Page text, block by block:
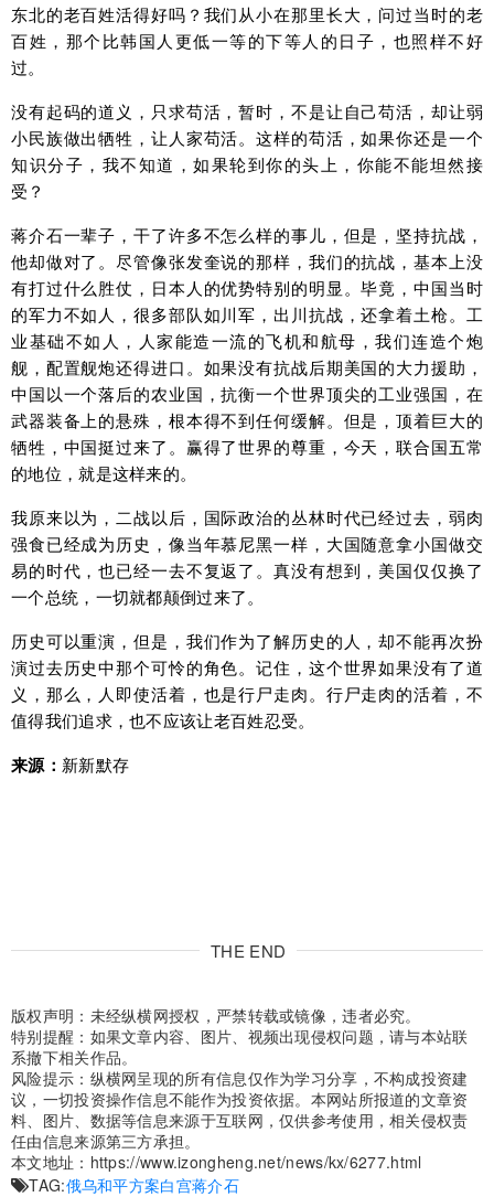
东北的老百姓活得好吗？我们从小在那里长大，问过当时的老
百姓，那个比韩国人更低一等的下等人的日子，也照样不好
过。
没有起码的道义，只求苟活，暂时，不是让自己苟活，却让弱
小民族做出牺牲，让人家苟活。这样的苟活，如果你还是一个
知识分子，我不知道，如果轮到你的头上，你能不能坦然接
受？
蒋介石一辈子，干了许多不怎么样的事儿，但是，坚持抗战，
他却做对了。尽管像张发奎说的那样，我们的抗战，基本上没
有打过什么胜仗，日本人的优势特别的明显。毕竟，中国当时
的军力不如人，很多部队如川军，出川抗战，还拿着土枪。工
业基础不如人，人家能造一流的飞机和航母，我们连造个炮
舰，配置舰炮还得进口。如果没有抗战后期美国的大力援助，
中国以一个落后的农业国，抗衡一个世界顶尖的工业强国，在
武器装备上的悬殊，根本得不到任何缓解。但是，顶着巨大的
牺牲，中国挺过来了。赢得了世界的尊重，今天，联合国五常
的地位，就是这样来的。
我原来以为，二战以后，国际政治的丛林时代已经过去，弱肉
强食已经成为历史，像当年慕尼黑一样，大国随意拿小国做交
易的时代，也已经一去不复返了。真没有想到，美国仅仅换了
一个总统，一切就都颠倒过来了。
历史可以重演，但是，我们作为了解历史的人，却不能再次扮
演过去历史中那个可怜的角色。记住，这个世界如果没有了道
义，那么，人即使活着，也是行尸走肉。行尸走肉的活着，不
值得我们追求，也不应该让老百姓忍受。
来源： 新新默存
THE END
版权声明：未经纵横网授权，严禁转载或镜像，违者必究。
特别提醒：如果文章内容、图片、视频出现侵权问题，请与本站联
系撤下相关作品。
风险提示：纵横网呈现的所有信息仅作为学习分享，不构成投资建
议，一切投资操作信息不能作为投资依据。本网站所报道的文章资
料、图片、数据等信息来源于互联网，仅供参考使用，相关侵权责
任由信息来源第三方承担。
本文地址： https://www.izongheng.net/news/kx/6277.html
TAG:俄乌和平方案白宫蒋介石